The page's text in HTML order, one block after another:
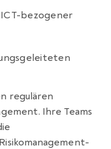
ICT-bezogener
regulären
Ihre Teams